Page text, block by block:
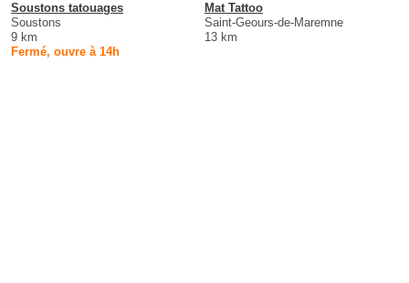
Soustons tatouages
Soustons
9 km
Fermé, ouvre à 14h
Mat Tattoo
Saint-Geours-de-Maremne
13 km